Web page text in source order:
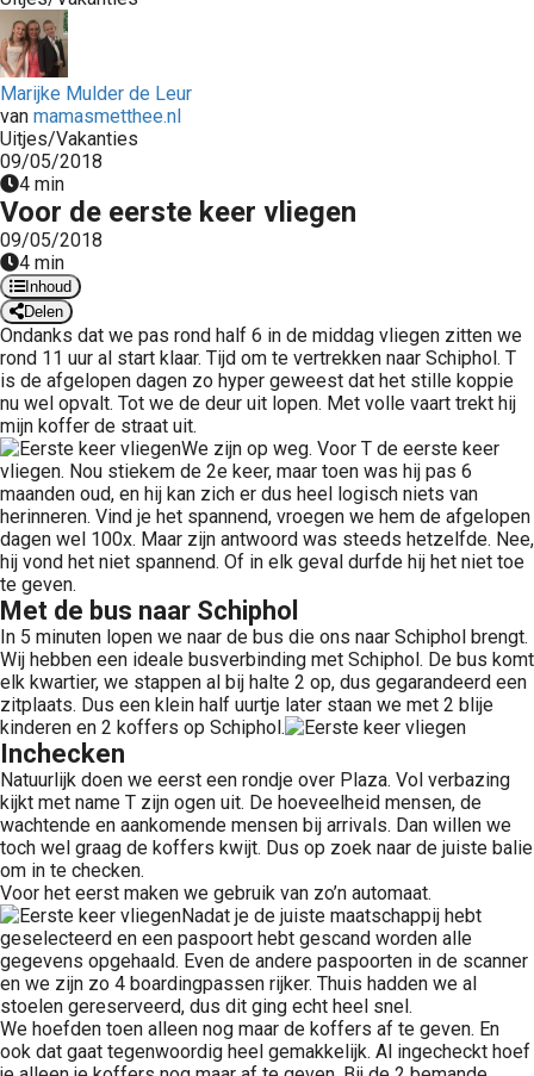
Marijke Mulder de Leur
van mamasmetthee.nl
Uitjes/Vakanties
09/05/2018
4 min
Voor de eerste keer vliegen
09/05/2018
4 min
Inhoud
Delen
Ondanks dat we pas rond half 6 in de middag vliegen zitten we
rond 11 uur al start klaar. Tijd om te vertrekken naar Schiphol. T
is de afgelopen dagen zo hyper geweest dat het stille koppie
nu wel opvalt. Tot we de deur uit lopen. Met volle vaart trekt hij
mijn koffer de straat uit.
We zijn op weg. Voor T de eerste keer
vliegen. Nou stiekem de 2e keer, maar toen was hij pas 6
maanden oud, en hij kan zich er dus heel logisch niets van
herinneren. Vind je het spannend, vroegen we hem de afgelopen
dagen wel 100x. Maar zijn antwoord was steeds hetzelfde. Nee,
hij vond het niet spannend. Of in elk geval durfde hij het niet toe
te geven.
Met de bus naar Schiphol
In 5 minuten lopen we naar de bus die ons naar Schiphol brengt.
Wij hebben een ideale busverbinding met Schiphol. De bus komt
elk kwartier, we stappen al bij halte 2 op, dus gegarandeerd een
zitplaats. Dus een klein half uurtje later staan we met 2 blije
kinderen en 2 koffers op Schiphol.
Inchecken
Natuurlijk doen we eerst een rondje over Plaza. Vol verbazing
kijkt met name T zijn ogen uit. De hoeveelheid mensen, de
wachtende en aankomende mensen bij arrivals. Dan willen we
toch wel graag de koffers kwijt. Dus op zoek naar de juiste balie
om in te checken.
Voor het eerst maken we gebruik van zo’n automaat.
Nadat je de juiste maatschappij hebt
geselecteerd en een paspoort hebt gescand worden alle
gegevens opgehaald. Even de andere paspoorten in de scanner
en we zijn zo 4 boardingpassen rijker. Thuis hadden we al
stoelen gereserveerd, dus dit ging echt heel snel.
We hoefden toen alleen nog maar de koffers af te geven. En
ook dat gaat tegenwoordig heel gemakkelijk. Al ingecheckt hoef
de
Hierdoor
website-
van